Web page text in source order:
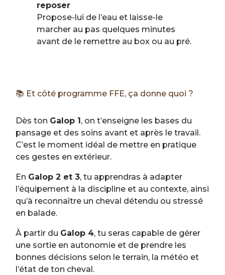
reposer
Propose-lui de l’eau et laisse-le
marcher au pas quelques minutes
avant de le remettre au box ou au pré.
📚 Et côté programme FFE, ça donne quoi ?
Dès ton Galop 1, on t’enseigne les bases du
pansage et des soins avant et après le travail.
C’est le moment idéal de mettre en pratique
ces gestes en extérieur.
En Galop 2 et 3, tu apprendras à adapter
l’équipement à la discipline et au contexte, ainsi
qu’à reconnaître un cheval détendu ou stressé
en balade.
À partir du Galop 4, tu seras capable de gérer
une sortie en autonomie et de prendre les
bonnes décisions selon le terrain, la météo et
l’état de ton cheval.